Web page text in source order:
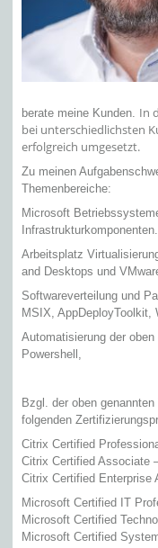
berate meine Kunden. In
bei unterschiedlichsten
erfolgreich umgesetzt.
Zu meinen
Themenbereiche:
Microsoft
Infrastrukturkomponenten.
Arbeitsplatz
and Desktops und
Softwareverteilung und
MSIX, AppDeployToolkit,
Automatisierung der
Powershell,
Bzgl. der oben
folgenden
Citrix Certified
Citrix Certified Associate
Citrix Certified Enterprise
Microsoft Certified IT
Microsoft Certified
Microsoft Certified